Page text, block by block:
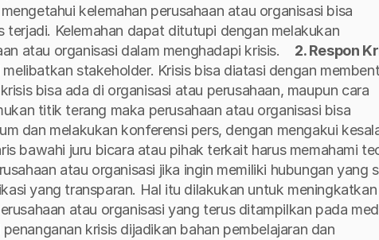
kelemahan perusahaan atau organisasi bisa
Kelemahan dapat ditutupi dengan melakukan
atau organisasi dalam menghadapi krisis.
2. Respon
stakeholder. Krisis bisa diatasi dengan
bisa ada di organisasi atau perusahaan, maupun cara
titik terang maka perusahaan atau organisasi bisa
dan melakukan konferensi pers, dengan mengakui
bawahi juru bicara atau pihak terkait harus memahami
atau organisasi jika ingin memiliki hubungan yang
yang transparan. Hal itu dilakukan untuk meningkatkan
atau organisasi yang terus ditampilkan pada
penanganan krisis dijadikan bahan pembelajaran dan